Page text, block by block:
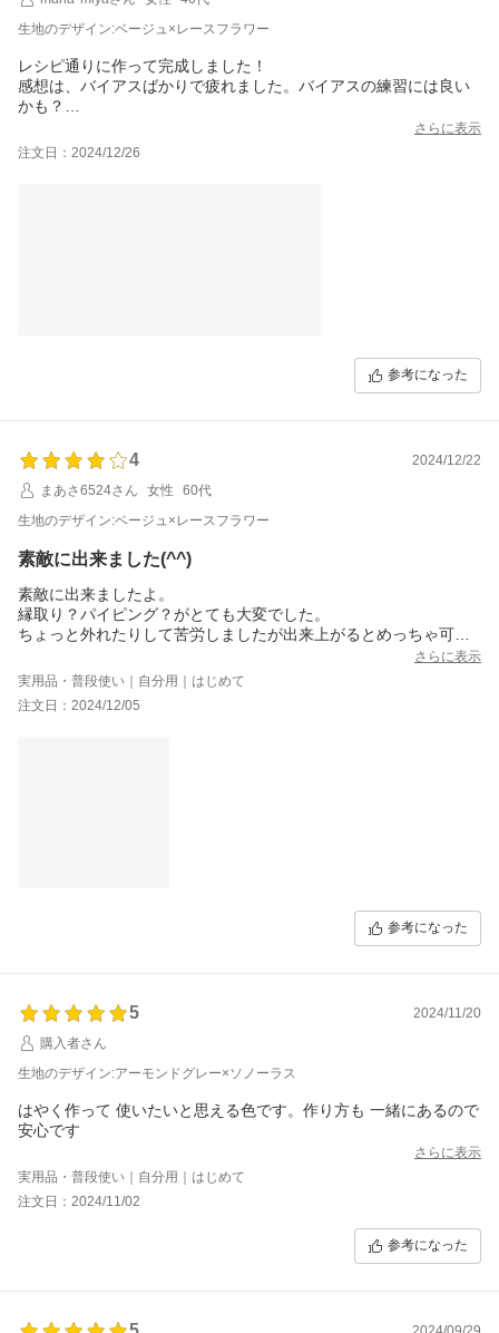
生地のデザイン:ベージュ×レースフラワー
レシピ通りに作って完成しました！
感想は、バイアスばかりで疲れました。バイアスの練習には良い
かも？
職場で使用するために作りました。真ん中にマグネットホックだ
けだと中身が丸見えになってしまうので、蓋をつけるか迷いまし
さらに表示
注文日：2024/12/26
参考になった
4
2024/12/22
まあさ6524さん
女性
60代
生地のデザイン:ベージュ×レースフラワー
素敵に出来ました(^^)
素敵に出来ましたよ。
縁取り？パイピング？がとても大変でした。
ちょっと外れたりして苦労しましたが出来上がるとめっちゃ可愛
持ち手下にリボンが通せるのがオシャレ^_^
さらに表示
実用品・普段使い｜自分用｜はじめて
注文日：2024/12/05
参考になった
5
2024/11/20
購入者さん
生地のデザイン:アーモンドグレー×ソノーラス
はやく作って 使いたいと思える色です。作り方も 一緒にあるので
安心です
さらに表示
実用品・普段使い｜自分用｜はじめて
注文日：2024/11/02
参考になった